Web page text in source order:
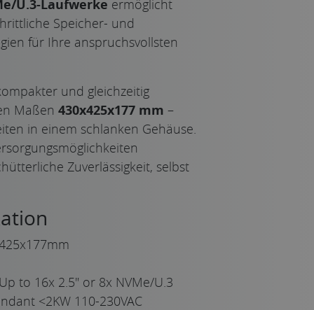
U.3-Laufwerke ermöglicht
Speicher- und
für Ihre anspruchsvollsten
und gleichzeitig
Maßen 430x425x177 mm –
in einem schlanken Gehäuse.
Zuverlässigkeit, selbst
Up to 16x 2.5" or 8x NVMe/U.3
<2KW 110-230VAC